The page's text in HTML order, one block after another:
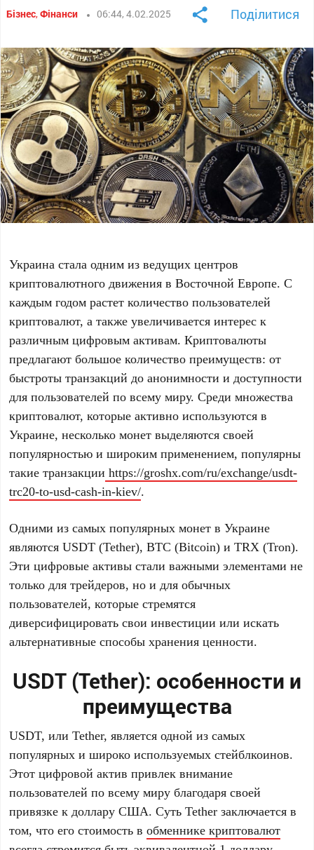
Бізнес,Фінанси 06:44, 4.02.2025 Поділитися
Украина стала одним из ведущих центров
криптовалютного движения в Восточной Европе. С
каждым годом растет количество пользователей
криптовалют, а также увеличивается интерес к
различным цифровым активам. Криптовалюты
предлагают большое количество преимуществ: от
быстроты транзакций до анонимности и доступности
для пользователей по всему миру. Среди множества
криптовалют, которые активно используются в
Украине, несколько монет выделяются своей
популярностью и широким применением, популярны
такие транзакции https://groshx.com/ru/exchange/usdt-
trc20-to-usd-cash-in-kiev/.
Одними из самых популярных монет в Украине
являются USDT (Tether), BTC (Bitcoin) и TRX (Tron).
Эти цифровые активы стали важными элементами не
только для трейдеров, но и для обычных
пользователей, которые стремятся
диверсифицировать свои инвестиции или искать
альтернативные способы хранения ценности.
USDT (Tether): особенности и
преимущества
USDT, или Tether, является одной из самых
популярных и широко используемых стейблкоинов.
Этот цифровой актив привлек внимание
пользователей по всему миру благодаря своей
привязке к доллару США. Суть Tether заключается в
том, что его стоимость вобменнике криптовалют